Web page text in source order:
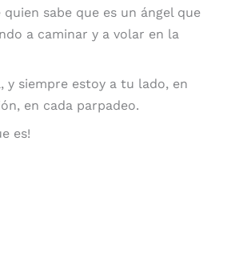
sabe que es un ángel que
a caminar y a volar en la
y siempre estoy a tu lado, en
en cada parpadeo.
es!